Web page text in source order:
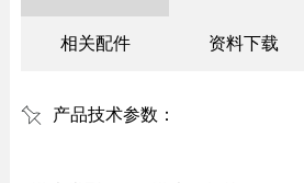
相关配件 资料下载
产品技术参数：